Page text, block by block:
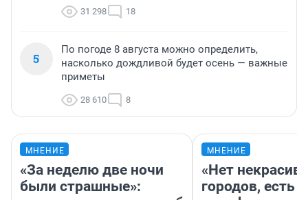
31 298 18
5
По погоде 8 августа можно определить,
насколько дождливой будет осень — важные
приметы
28 610 8
МНЕНИЕ
«За неделю две ночи
были страшные»:
МНЕНИЕ
«Нет
городов, есть